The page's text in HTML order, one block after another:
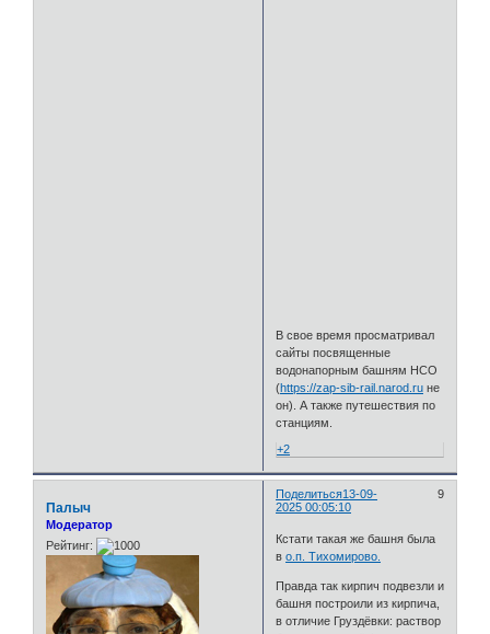
В свое время просматривал
сайты посвященные
водонапорным башням НСО
(https://zap-sib-rail.narod.ru не
он). А также путешествия по
станциям.
+2
Поделиться 9
13-09-
2025 00:05:10
Палыч
Модератор
Рейтинг:
Кстати такая же башня была
во.п. Тихомирово.
Правда так кирпич подвезли и
башня построили из кирпича,
в отличие Груздёвки: раствор